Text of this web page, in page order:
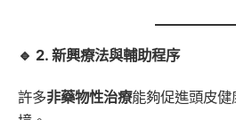
🔹 2. 新興療法與輔助程序
許多非藥物性治療能夠促進頭皮